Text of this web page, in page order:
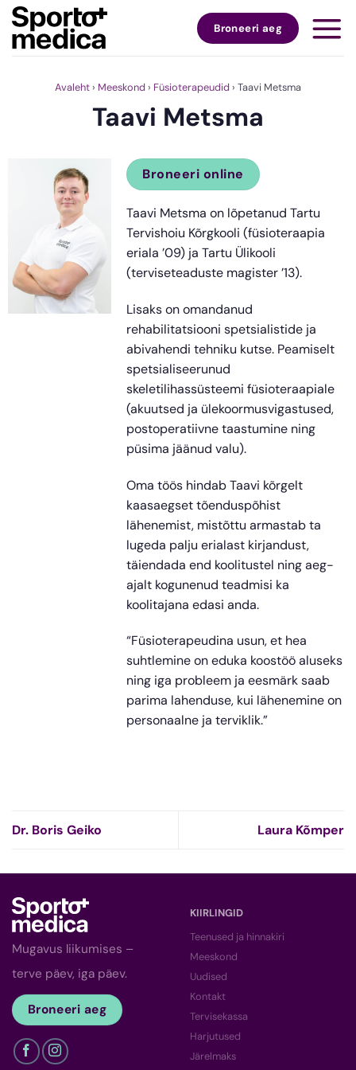
Skip
content
Broneeri aeg
Avaleht › Meeskond › Füsioterapeudid › Taavi Metsma
Taavi Metsma
Broneeri online
Taavi Metsma on lõpetanud Tartu
Tervishoiu Kõrgkooli (füsioteraapia
eriala ’09) ja Tartu Ülikooli
(terviseteaduste magister ’13).
Lisaks on omandanud
rehabilitatsiooni spetsialistide ja
abivahendi tehniku kutse. Peamiselt
spetsialiseerunud
skeletilihassüsteemi füsioteraapiale
(akuutsed ja ülekoormusvigastused,
postoperatiivne taastumine ning
püsima jäänud valu).
Oma töös hindab Taavi kõrgelt
kaasaegset tõenduspõhist
lähenemist, mistõttu armastab ta
lugeda palju erialast kirjandust,
täiendada end koolitustel ning aeg-
ajalt kogunenud teadmisi ka
koolitajana edasi anda.
“Füsioterapeudina usun, et hea
suhtlemine on eduka koostöö aluseks
ning iga probleem ja eesmärk saab
parima lahenduse, kui lähenemine on
personaalne ja terviklik.”
Dr. Boris Geiko Laura Kõmper
Mugavus liikumises –
terve päev, iga päev.
Broneeri aeg
KIIRLINGID
Teenused ja hinnakiri
Meeskond
Uudised
Kontakt
Tervisekassa
Harjutused
Järelmaks